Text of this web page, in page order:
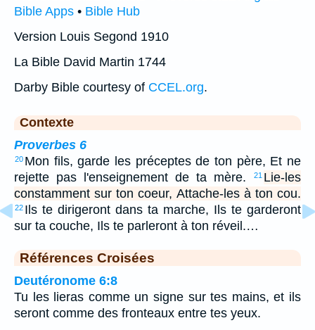
Bible Apps • Bible Hub
Version Louis Segond 1910
La Bible David Martin 1744
Darby Bible courtesy of CCEL.org.
Contexte
Proverbes 6
20 Mon fils, garde les préceptes de ton père, Et ne
rejette pas l'enseignement de ta mère.
21 Lie-les
constamment sur ton coeur, Attache-les à ton cou.
22 Ils te dirigeront dans ta marche, Ils te garderont
sur ta couche, Ils te parleront à ton réveil.…
Références Croisées
Deutéronome 6:8
Tu les lieras comme un signe sur tes mains, et ils
seront comme des fronteaux entre tes yeux.